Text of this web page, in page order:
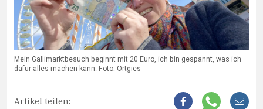
Mein Gallimarktbesuch beginnt mit 20 Euro, ich bin gespannt, was ich
dafür alles machen kann. Foto: Ortgies
Artikel teilen: